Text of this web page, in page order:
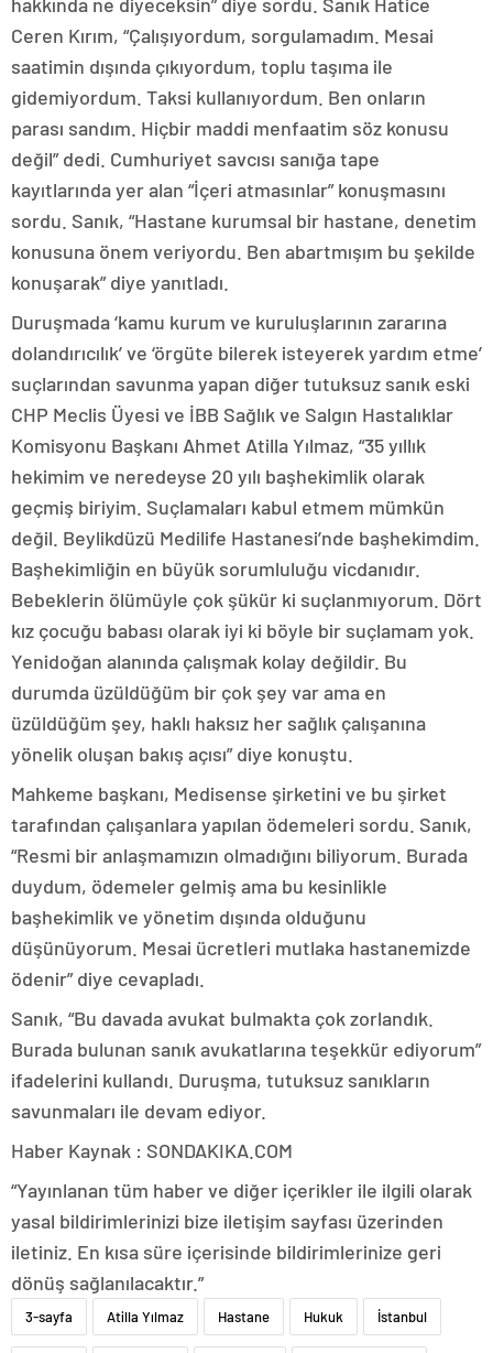
Ceren Kırım, “Çalışıyordum, sorgulamadım. Mesai
saatimin dışında çıkıyordum, toplu taşıma ile
gidemiyordum. Taksi kullanıyordum. Ben onların
parası sandım. Hiçbir maddi menfaatim söz konusu
değil” dedi. Cumhuriyet savcısı sanığa tape
kayıtlarında yer alan “İçeri atmasınlar” konuşmasını
sordu. Sanık, “Hastane kurumsal bir hastane, denetim
konusuna önem veriyordu. Ben abartmışım bu şekilde
konuşarak” diye yanıtladı.
Duruşmada ‘kamu kurum ve kuruluşlarının zararına
dolandırıcılık’ ve ‘örgüte bilerek isteyerek yardım etme’
suçlarından savunma yapan diğer tutuksuz sanık eski
CHP Meclis Üyesi ve İBB Sağlık ve Salgın Hastalıklar
Komisyonu Başkanı Ahmet Atilla Yılmaz, “35 yıllık
hekimim ve neredeyse 20 yılı başhekimlik olarak
geçmiş biriyim. Suçlamaları kabul etmem mümkün
değil. Beylikdüzü Medilife Hastanesi’nde başhekimdim.
Başhekimliğin en büyük sorumluluğu vicdanıdır.
Bebeklerin ölümüyle çok şükür ki suçlanmıyorum. Dört
kız çocuğu babası olarak iyi ki böyle bir suçlamam yok.
Yenidoğan alanında çalışmak kolay değildir. Bu
durumda üzüldüğüm bir çok şey var ama en
üzüldüğüm şey, haklı haksız her sağlık çalışanına
yönelik oluşan bakış açısı” diye konuştu.
Mahkeme başkanı, Medisense şirketini ve bu şirket
tarafından çalışanlara yapılan ödemeleri sordu. Sanık,
“Resmi bir anlaşmamızın olmadığını biliyorum. Burada
duydum, ödemeler gelmiş ama bu kesinlikle
başhekimlik ve yönetim dışında olduğunu
düşünüyorum. Mesai ücretleri mutlaka hastanemizde
ödenir” diye cevapladı.
Sanık, “Bu davada avukat bulmakta çok zorlandık.
Burada bulunan sanık avukatlarına teşekkür ediyorum”
ifadelerini kullandı. Duruşma, tutuksuz sanıkların
savunmaları ile devam ediyor.
Haber Kaynak : SONDAKIKA.COM
“Yayınlanan tüm haber ve diğer içerikler ile ilgili olarak
yasal bildirimlerinizi bize iletişim sayfası üzerinden
iletiniz. En kısa süre içerisinde bildirimlerinize geri
dönüş sağlanılacaktır.”
3-sayfa Atilla Yılmaz Hastane Hukuk İstanbul